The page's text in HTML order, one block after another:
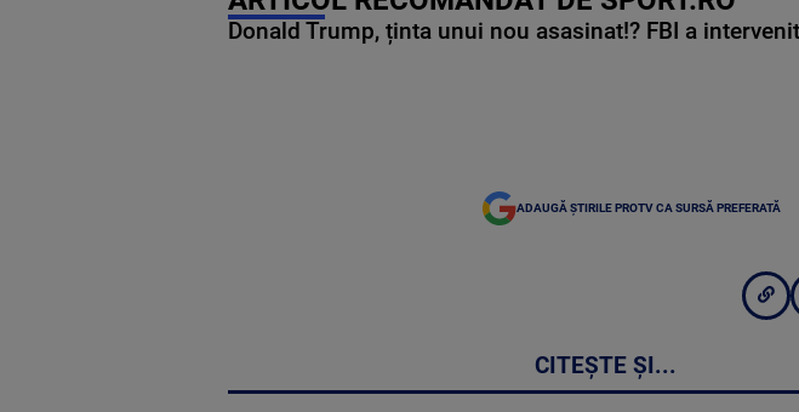
Donald Trump, ținta unui nou asasinat!? FBI a
ADAUGĂ ȘTIRILE PROTV CA SURSĂ PREFERATĂ
CITEȘTE ȘI...